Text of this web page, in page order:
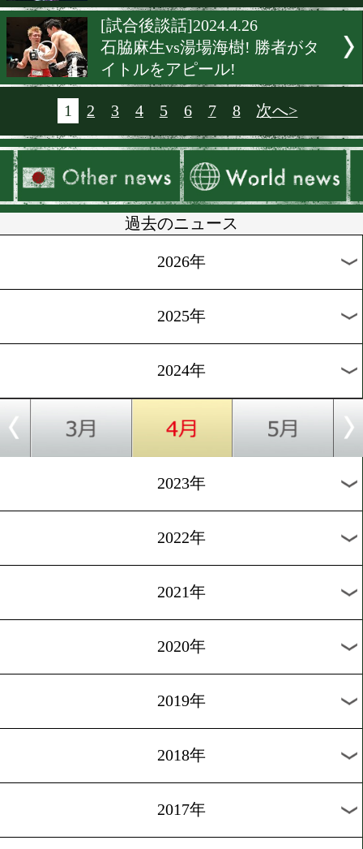
[公開練習]2024.4.27
西田凌佑! 強いメンタルで
ト奪取!
ラミレス&オルティスが前
量
[引退]2024.4.27
元王者の堀川謙一が引退表
[試合決定]2024.4.27
に挑戦!
[試合後談話]2024.4.26
石脇麻生vs湯場海樹! 勝者
イトルをアピール!
1 2 3 4 5 6 7 8 次へ>
過去のニュース
2026年
2025年
2024年